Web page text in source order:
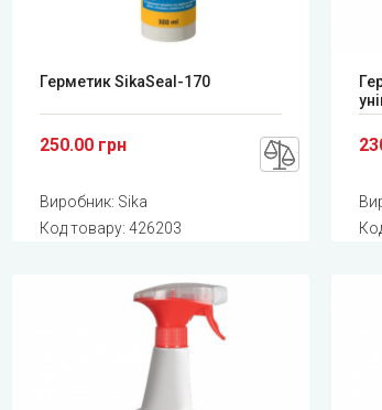
Герметик SikaSeal-170
250.00 грн
Виробник: Sika
Код товару: 426203